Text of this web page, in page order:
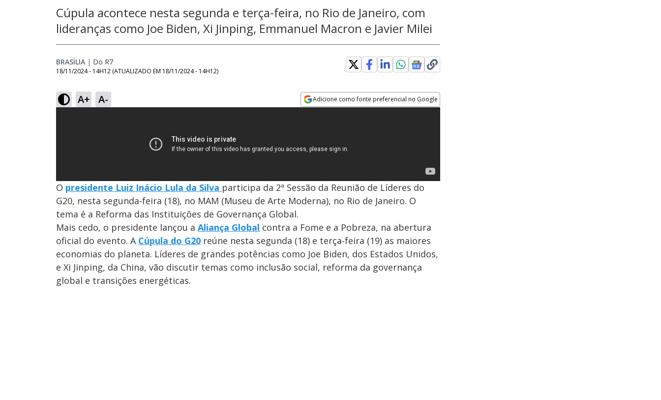
Cúpula acontece nesta segunda e terça-feira, no Rio de Janeiro, com
lideranças como Joe Biden, Xi Jinping, Emmanuel Macron e Javier Milei
BRASÍLIA | Do R7
18/11/2024 - 14H12 (ATUALIZADO EM 18/11/2024 - 14H12)
A+ A- Adicione como fonte preferencial no Google
O presidente Luiz Inácio Lula da Silva participa da 2ª Sessão da Reunião de Líderes do
G20, nesta segunda-feira (18), no MAM (Museu de Arte Moderna), no Rio de Janeiro. O
tema é a Reforma das Instituições de Governança Global.
Mais cedo, o presidente lançou a Aliança Global contra a Fome e a Pobreza, na abertura
oficial do evento. A Cúpula do G20 reúne nesta segunda (18) e terça-feira (19) as maiores
economias do planeta. Líderes de grandes potências como Joe Biden, dos Estados Unidos,
e Xi Jinping, da China, vão discutir temas como inclusão social, reforma da governança
global e transições energéticas.